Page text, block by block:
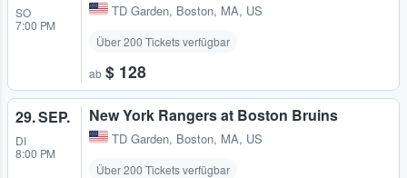
SO
7:00 PM
TD Garden, Boston, MA, US
Über 200 Tickets verfügbar
ab $ 128
29. SEP.
DI
8:00 PM
New York Rangers at Boston Bruins
TD Garden, Boston, MA, US
Über 200 Tickets verfügbar